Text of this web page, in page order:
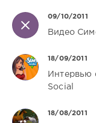
09/10/2011
Видео
18/09/2011
Интервью
Social
18/08/2011